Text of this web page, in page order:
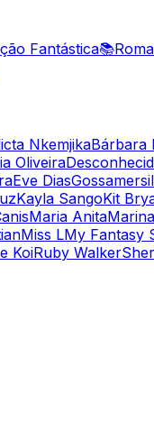
Fantástica📚
NkemjikaBárbara
Oliveira
Eve Dias
Kayla SangoKit
Maria AnitaMarina
Miss LMy Fantasy
KoiRuby Walker